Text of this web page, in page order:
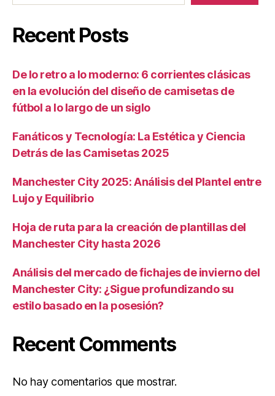
Recent Posts
De lo retro a lo moderno: 6 corrientes clásicas
en la evolución del diseño de camisetas de
fútbol a lo largo de un siglo
Fanáticos y Tecnología: La Estética y Ciencia
Detrás de las Camisetas 2025
Manchester City 2025: Análisis del Plantel entre
Lujo y Equilibrio
Hoja de ruta para la creación de plantillas del
Manchester City hasta 2026
Análisis del mercado de fichajes de invierno del
Manchester City: ¿Sigue profundizando su
estilo basado en la posesión?
Recent Comments
No hay comentarios que mostrar.